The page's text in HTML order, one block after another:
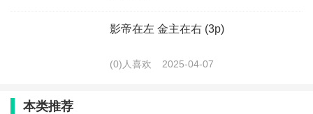
影帝在左 金主在右 (3p)
(0)人喜欢 2025-04-07
本类推荐